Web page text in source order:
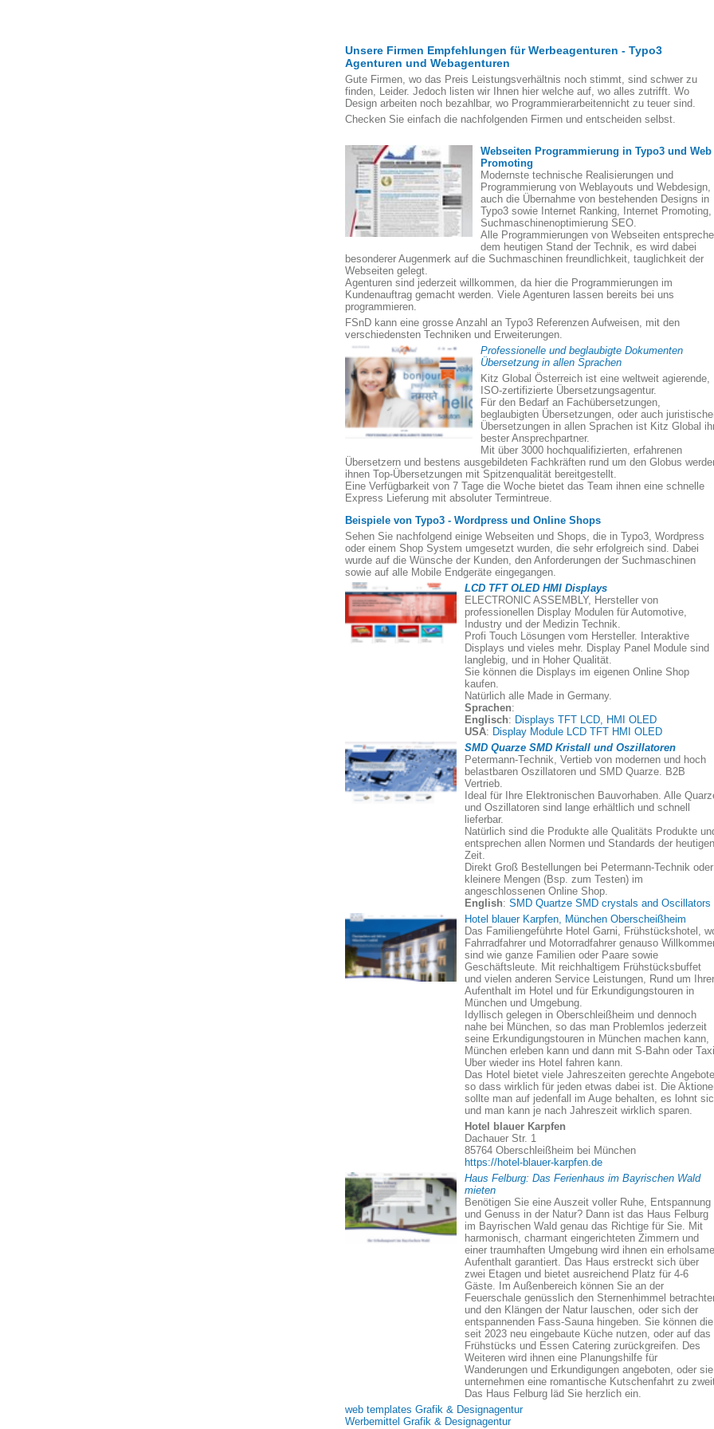
Unsere Firmen Empfehlungen für Werbeagenturen - Typo3
Agenturen und Webagenturen
Gute Firmen, wo das Preis Leistungsverhältnis noch stimmt, sind schwer zu
finden, Leider. Jedoch listen wir Ihnen hier welche auf, wo alles zutrifft. Wo
Design arbeiten noch bezahlbar, wo Programmierarbeitennicht zu teuer sind.
Checken Sie einfach die nachfolgenden Firmen und entscheiden selbst.
Webseiten Programmierung in Typo3 und Web
Promoting
Modernste technische Realisierungen und
Programmierung von Weblayouts und Webdesign,
auch die Übernahme von bestehenden Designs in
Typo3 sowie Internet Ranking, Internet Promoting,
Suchmaschinenoptimierung SEO.
Alle Programmierungen von Webseiten
dem heutigen Stand der Technik, es wird dabei
besonderer Augenmerk auf die Suchmaschinen freundlichkeit, tauglichkeit der
Webseiten gelegt.
Agenturen sind jederzeit willkommen, da hier die Programmierungen im
Kundenauftrag gemacht werden. Viele Agenturen lassen bereits bei uns
programmieren.
FSnD kann eine grosse Anzahl an Typo3 Referenzen Aufweisen, mit den
verschiedensten Techniken und Erweiterungen.
Professionelle und beglaubigte Dokumenten
Übersetzung in allen Sprachen
Kitz Global Österreich ist eine weltweit agierende,
ISO-zertifizierte Übersetzungsagentur.
Für den Bedarf an Fachübersetzungen,
beglaubigten Übersetzungen, oder auch
Übersetzungen in allen Sprachen ist Kitz Global
bester Ansprechpartner.
Mit über 3000 hochqualifizierten, erfahrenen
Übersetzern und bestens ausgebildeten Fachkräften rund um den Globus
ihnen Top-Übersetzungen mit Spitzenqualität bereitgestellt.
Eine Verfügbarkeit von 7 Tage die Woche bietet das Team ihnen eine schnelle
Express Lieferung mit absoluter Termintreue.
Beispiele von Typo3 - Wordpress und Online Shops
Sehen Sie nachfolgend einige Webseiten und Shops, die in Typo3, Wordpress
oder einem Shop System umgesetzt wurden, die sehr erfolgreich sind. Dabei
wurde auf die Wünsche der Kunden, den Anforderungen der Suchmaschinen
sowie auf alle Mobile Endgeräte eingegangen.
LCD TFT OLED HMI Displays
ELECTRONIC ASSEMBLY, Hersteller von
professionellen Display Modulen für Automotive,
Industry und der Medizin Technik.
Profi Touch Lösungen vom Hersteller. Interaktive
Displays und vieles mehr. Display Panel Module sind
langlebig, und in Hoher Qualität.
Sie können die Displays im eigenen Online Shop
kaufen.
Natürlich alle Made in Germany.
Sprachen:
Englisch: Displays TFT LCD, HMI OLED
USA: Display Module LCD TFT HMI OLED
SMD Quarze SMD Kristall und Oszillatoren
Petermann-Technik, Vertieb von modernen und hoch
belastbaren Oszillatoren und SMD Quarze. B2B
Vertrieb.
Ideal für Ihre Elektronischen Bauvorhaben. Alle
und Oszillatoren sind lange erhältlich und schnell
lieferbar.
Natürlich sind die Produkte alle Qualitäts Produkte
entsprechen allen Normen und Standards der heutigen
Zeit.
Direkt Groß Bestellungen bei Petermann-Technik oder
kleinere Mengen (Bsp. zum Testen) im
angeschlossenen Online Shop.
English: SMD Quartze SMD crystals and Oscillators
Hotel blauer Karpfen, München Oberscheißheim
Das Familiengeführte Hotel Garni, Frühstückshotel,
Fahrradfahrer und Motorradfahrer genauso
sind wie ganze Familien oder Paare sowie
Geschäftsleute. Mit reichhaltigem Frühstücksbuffet
und vielen anderen Service Leistungen, Rund um
Aufenthalt im Hotel und für Erkundigungstouren in
München und Umgebung.
Idyllisch gelegen in Oberschleißheim und dennoch
nahe bei München, so das man Problemlos jederzeit
seine Erkundigungstouren in München machen kann,
München erleben kann und dann mit S-Bahn oder
Uber wieder ins Hotel fahren kann.
Das Hotel bietet viele Jahreszeiten gerechte
so dass wirklich für jeden etwas dabei ist. Die
sollte man auf jedenfall im Auge behalten, es lohnt
und man kann je nach Jahreszeit wirklich sparen.
Hotel blauer Karpfen
Dachauer Str. 1
85764 Oberschleißheim bei München
https://hotel-blauer-karpfen.de
Haus Felburg: Das Ferienhaus im Bayrischen Wald
mieten
Benötigen Sie eine Auszeit voller Ruhe, Entspannung
und Genuss in der Natur? Dann ist das Haus Felburg
im Bayrischen Wald genau das Richtige für Sie. Mit
harmonisch, charmant eingerichteten Zimmern und
einer traumhaften Umgebung wird ihnen ein
Aufenthalt garantiert. Das Haus erstreckt sich über
zwei Etagen und bietet ausreichend Platz für 4-6
Gäste. Im Außenbereich können Sie an der
Feuerschale genüsslich den Sternenhimmel
und den Klängen der Natur lauschen, oder sich der
entspannenden Fass-Sauna hingeben. Sie können die
seit 2023 neu eingebaute Küche nutzen, oder auf das
Frühstücks und Essen Catering zurückgreifen. Des
Weiteren wird ihnen eine Planungshilfe für
Wanderungen und Erkundigungen angeboten, oder sie
unternehmen eine romantische Kutschenfahrt zu
Das Haus Felburg läd Sie herzlich ein.
web templates Grafik & Designagentur
Werbemittel Grafik & Designagentur